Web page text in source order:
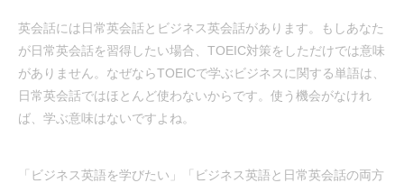
英会話には日常英会話とビジネス英会話があります。もしあなた
が日常英会話を習得したい場合、TOEIC対策をしただけでは意味
がありません。なぜならTOEICで学ぶビジネスに関する単語は、
日常英会話ではほとんど使わないからです。使う機会がなけれ
ば、学ぶ意味はないですよね。
「ビジネス英語を学びたい」「ビジネス英語と日常英会話の両方